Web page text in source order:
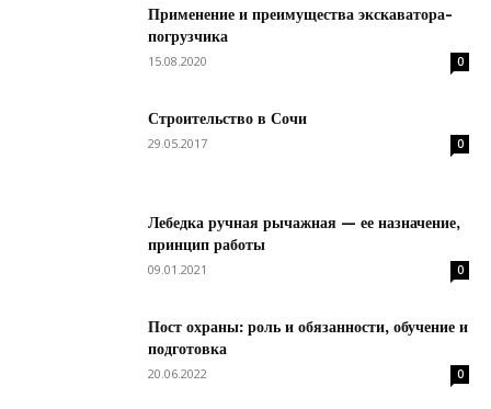
Применение и преимущества экскаватора-
погрузчика
15.08.2020 0
Строительство в Сочи
29.05.2017 0
Лебедка ручная рычажная — ее назначение,
принцип работы
09.01.2021 0
Пост охраны: роль и обязанности, обучение и
подготовка
20.06.2022 0